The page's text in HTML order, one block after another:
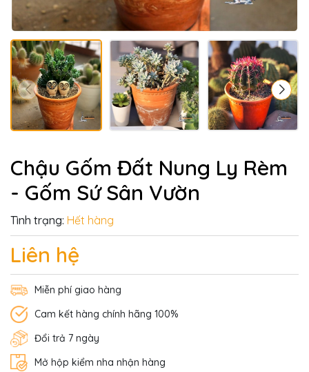
Chậu Gốm Đất Nung Ly Rèm
- Gốm Sứ Sân Vườn
Tình trạng: Hết hàng
Liên hệ
Miễn phí giao hàng
Cam kết hàng chính hãng 100%
Đổi trả 7 ngày
Mở hộp kiểm nha nhận hàng